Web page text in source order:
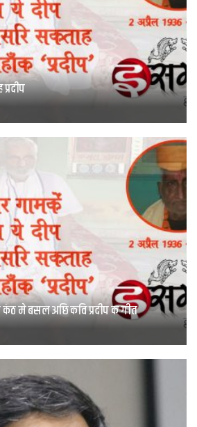
मे बसल अछि कवि प्रदीप क गीत